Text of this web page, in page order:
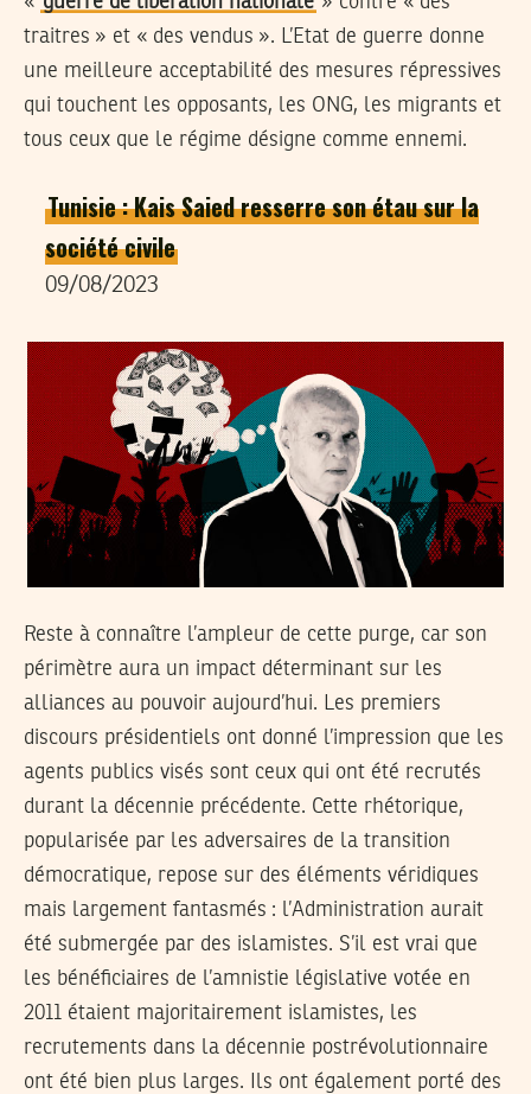
traitres » et « des vendus ». L’Etat de guerre donne
une meilleure acceptabilité des mesures répressives
qui touchent les opposants, les ONG, les migrants et
tous ceux que le régime désigne comme ennemi.
Tunisie : Kais Saied resserre son étau sur la
société civile
09/08/2023
Reste à connaître l’ampleur de cette purge, car son
périmètre aura un impact déterminant sur les
alliances au pouvoir aujourd’hui. Les premiers
discours présidentiels ont donné l’impression que les
agents publics visés sont ceux qui ont été recrutés
durant la décennie précédente. Cette rhétorique,
popularisée par les adversaires de la transition
démocratique, repose sur des éléments véridiques
mais largement fantasmés : l’Administration aurait
été submergée par des islamistes. S’il est vrai que
les bénéficiaires de l’amnistie législative votée en
2011 étaient majoritairement islamistes, les
recrutements dans la décennie postrévolutionnaire
ont été bien plus larges. Ils ont également porté des